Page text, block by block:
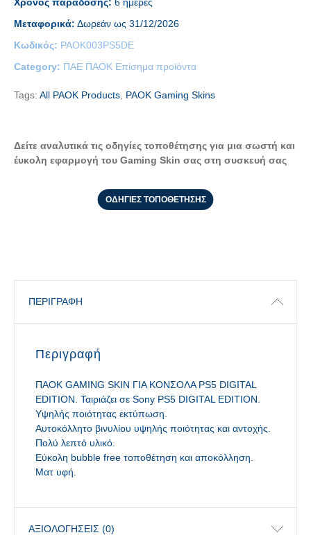
Μεταφορικά: Δωρεάν ως 31/12/2026
Κωδικός: PAOK003PS5DE
Category: ΠΑΕ ΠΑΟΚ Επίσημα προϊόντα
Tags: All PAOK Products PAOK Gaming Skins
Δείτε αναλυτικά τις οδηγίες τοποθέτησης για μια σωστή και
έυκολη εφαρμογή του Gaming Skin σας στη συσκευή σας
ΟΔΗΓΙΕΣ ΤΟΠΟΘΕΤΗΣΗΣ
ΠΕΡΙΓΡΑΦΉ
Περιγραφή
ΠΑΟΚ GAMING SKIN ΓΙΑ ΚΟΝΣΟΛΑ PS5 DIGITAL
EDITION. Ταιριάζει σε Sony PS5 DIGITAL EDITION.
Υψηλής ποιότητας εκτύπωση.
Αυτοκόλλητο βινυλίου υψηλής ποιότητας και αντοχής.
Πολύ λεπτό υλικό.
Εύκολη bubble free τοποθέτηση και αποκόλληση.
Ματ υφή.
ΑΞΙΟΛΟΓΉΣΕΙΣ (0)